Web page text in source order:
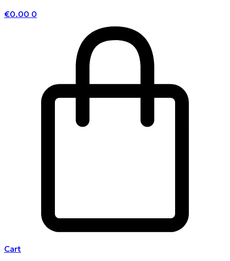
€0.00 0
Cart